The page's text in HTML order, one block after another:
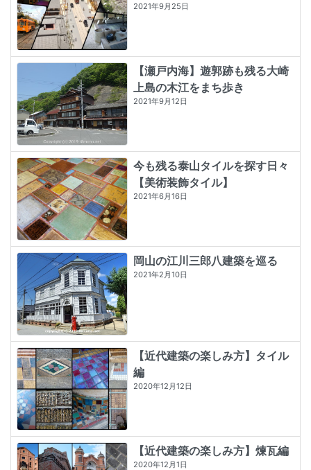
2021年9月25日
【瀬戸内海】遊郭跡も残る大崎
上島の木江をまち歩き
2021年9月12日
今も残る泰山タイルを探す日々
【美術装飾タイル】
2021年6月16日
岡山の江川三郎八建築を巡る
2021年2月10日
【近代建築の楽しみ方】タイル
編
2020年12月12日
【近代建築の楽しみ方】煉瓦編
2020年12月1日